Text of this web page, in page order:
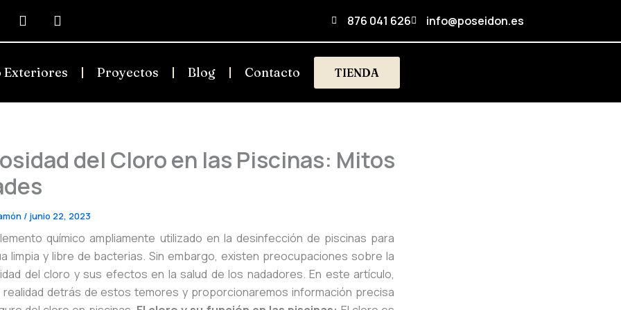
LinkedinInstagram 876 041 626 info@poseidon.es
Exteriores Proyectos Blog Contacto TIENDA
del Cloro en las Piscinas: Mitos
/ junio 22, 2023
químico ampliamente utilizado en la desinfección de piscinas para
limpia y libre de bacterias. Sin embargo, existen preocupaciones sobre la
del cloro y sus efectos en la salud de los nadadores. En este artículo,
detrás de estos temores y proporcionaremos información precisa